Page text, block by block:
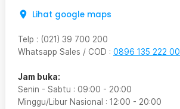
Lihat google maps
Telp : (021) 39 700 200
Whatsapp Sales / COD : 0896 135 222 00
Jam buka:
Senin - Sabtu : 09:00 - 20:00
Minggu/Libur Nasional : 12:00 - 20:00